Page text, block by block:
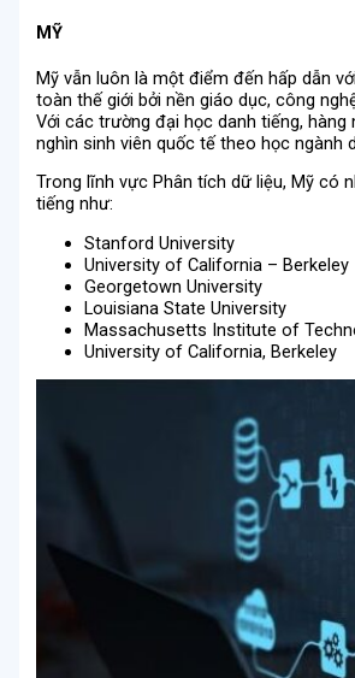
MỸ
Mỹ vẫn luôn là một điểm đến hấp dẫn
toàn thế giới bởi nền giáo dục, công
Với các trường đại học danh tiếng, hàng
nghìn sinh viên quốc tế theo học ngành
Trong lĩnh vực Phân tích dữ liệu, Mỹ có
tiếng như:
Stanford University
University of California – Berkeley
Georgetown University
Louisiana State University
Massachusetts Institute of
University of California, Berkeley